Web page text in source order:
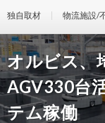
独自取材 物流施設/
オルビス、
AGV330台
テム稼働